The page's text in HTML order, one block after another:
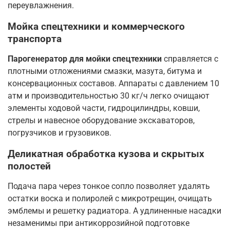
переувлажнения.
Мойка спецтехники и коммерческого
транспорта
Парогенератор для мойки спецтехники справляется с
плотными отложениями смазки, мазута, битума и
консервационных составов. Аппараты с давлением 10
атм и производительностью 30 кг/ч легко очищают
элементы ходовой части, гидроцилиндры, ковши,
стрелы и навесное оборудование экскаваторов,
погрузчиков и грузовиков.
Деликатная обработка кузова и скрытых
полостей
Подача пара через тонкое сопло позволяет удалять
остатки воска и полиролей с микротрещин, очищать
эмблемы и решетку радиатора. А удлиненные насадки
незаменимы при антикоррозийной подготовке